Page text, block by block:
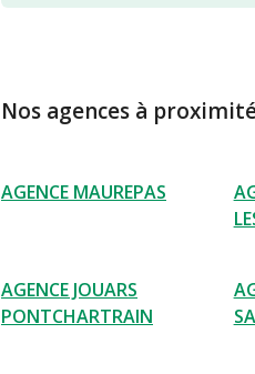
Nos agences à
AGENCE MAUREPAS
AGENCE JOUARS
PONTCHARTRAIN